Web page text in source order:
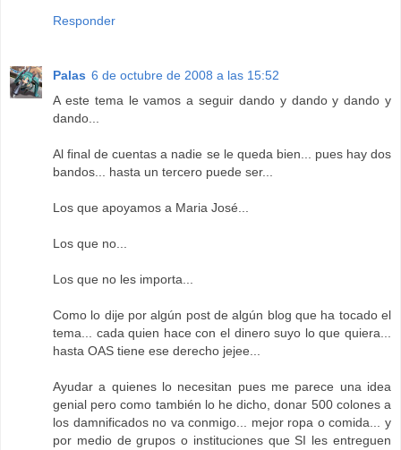
Responder
Palas 6 de octubre de 2008 a las 15:52
A este tema le vamos a seguir dando y dando y dando y
dando...
Al final de cuentas a nadie se le queda bien... pues hay dos
bandos... hasta un tercero puede ser...
Los que apoyamos a Maria José...
Los que no...
Los que no les importa...
Como lo dije por algún post de algún blog que ha tocado el
tema... cada quien hace con el dinero suyo lo que quiera...
hasta OAS tiene ese derecho jejee...
Ayudar a quienes lo necesitan pues me parece una idea
genial pero como también lo he dicho, donar 500 colones a
los damnificados no va conmigo... mejor ropa o comida... y
por medio de grupos o instituciones que SI les entreguen